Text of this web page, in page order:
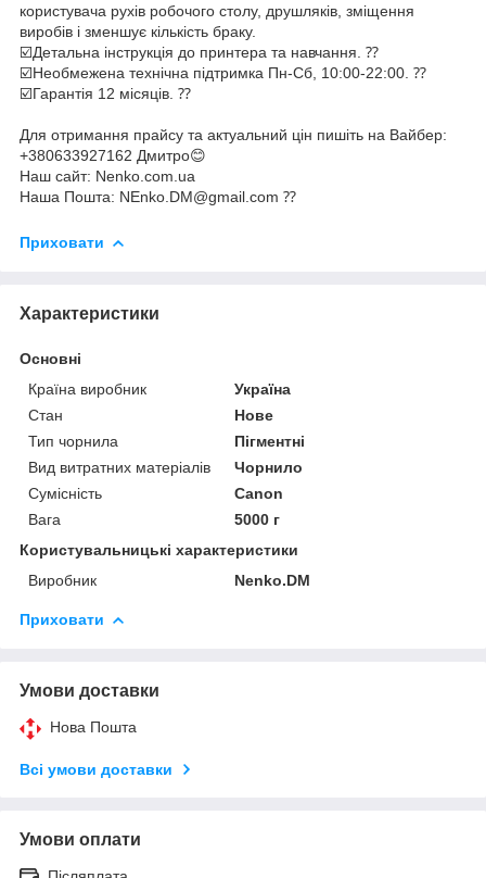
користувача рухів робочого столу, друшляків, зміщення
виробів і зменшує кількість браку.⠀
☑️Детальна інструкція до принтера та навчання. ⁇ ⠀
☑️Необмежена технічна підтримка Пн-Сб, 10:00-22:00. ⁇ ⠀
☑️Гарантія 12 місяців. ⁇ ⠀
Для отримання прайсу та актуальний цін пишіть на Вайбер:
+380633927162 Дмитро😊⁣⁣⠀
Наш сайт: Nenko.com.ua⁣⁣⠀
Наша Пошта: NEnko.DM@gmail.com ⁇
Приховати
Характеристики
Основні
Країна виробник
Україна
Стан
Нове
Тип чорнила
Пігментні
Вид витратних матеріалів
Чорнило
Сумісність
Canon
Вага
5000 г
Користувальницькі характеристики
Виробник
Nenko.DM
Приховати
Умови доставки
Нова Пошта
Всі умови доставки
Умови оплати